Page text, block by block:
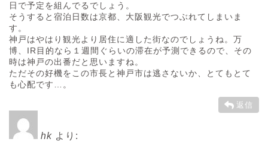
日で予定を組んでるでしょう。
そうすると宿泊日数は京都、大阪観光でつぶれてしまいま
す。
神戸はやはり観光より居住に適した街なのでしょうね。万
博、IR目的なら１週間ぐらいの滞在が予測できるので、その
時は神戸の出番だと思いますね。
ただその好機をこの市長と神戸市は逃さないか、とてもとて
も心配です…。
返信
hk より: